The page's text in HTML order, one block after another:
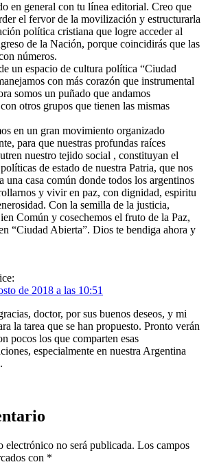
en general con tu línea editorial. Creo que
el fervor de la movilización y estructurarla
política cristiana que logre acceder al
de la Nación, porque coincidirás que las
números.
un espacio de cultura política “Ciudad
con más corazón que instrumental
somos un puñado que andamos
otros grupos que tienen las mismas
en un gran movimiento organizado
para que nuestras profundas raíces
nuestro tejido social , constituyan el
de estado de nuestra Patria, que nos
una casa común donde todos los argentinos
y vivir en paz, con dignidad, espiritu
Con la semilla de la justicia,
Común y cosechemos el fruto de la Paz,
“Ciudad Abierta”. Dios te bendiga ahora y
de 2018 a las 10:51
doctor, por sus buenos deseos, y mi
la tarea que se han propuesto. Pronto verán
pocos los que comparten esas
especialmente en nuestra Argentina
electrónico no será publicada. Los campos
con *